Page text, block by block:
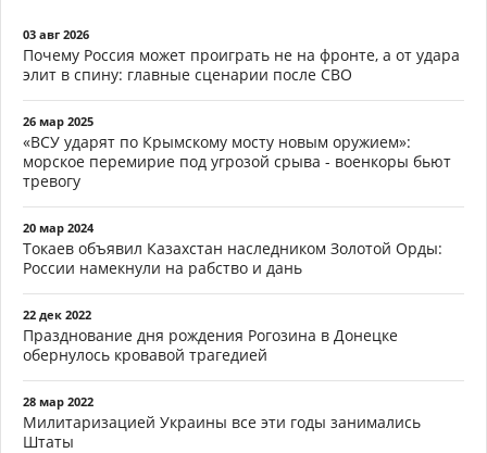
03 авг 2026
Почему Россия может проиграть не на фронте, а от удара
элит в спину: главные сценарии после СВО
26 мар 2025
«ВСУ ударят по Крымскому мосту новым оружием»:
морское перемирие под угрозой срыва - военкоры бьют
тревогу
20 мар 2024
Токаев объявил Казахстан наследником Золотой Орды:
России намекнули на рабство и дань
22 дек 2022
Празднование дня рождения Рогозина в Донецке
обернулось кровавой трагедией
28 мар 2022
Милитаризацией Украины все эти годы занимались
Штаты